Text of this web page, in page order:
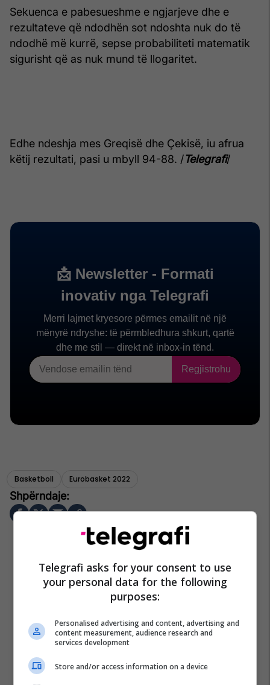
Sekuenca e pabesueshme e ngjarjeve dhe e
rezultateve që ndodhën sot ndoshta nuk do të
ndodhë më kurrë, sepse probabiliteti matematik
sigurisht që as nuk mund të llogaritet.
Edhe ndeshja mes Greqisë dhe Çekisë, iu afrua
këtij rezultati, pasi u mbyll 94-88. /Telegrafi/
Basketboll Eurobasket 2022
Telegrafi asks for your consent to use
your personal data for the following
purposes:
Personalised advertising and content, advertising and
content measurement, audience research and
services development
Store and/or access information on a device